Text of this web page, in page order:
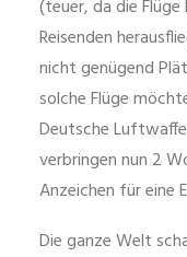
(teuer, da die
Reisenden
nicht genügend
solche Flüge
Deutsche
verbringen nun 2
Anzeichen für eine
Die ganze Welt